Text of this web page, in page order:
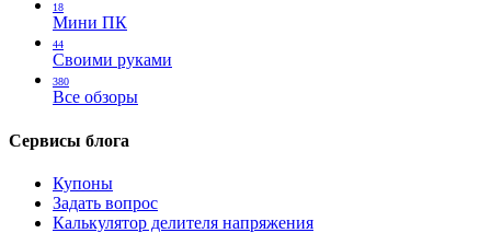
18
Мини ПК
44
Своими руками
380
Все обзоры
Сервисы блога
Купоны
Задать вопрос
Калькулятор делителя напряжения